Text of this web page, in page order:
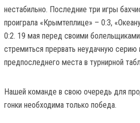
нестабильно. Последние три игры
проиграла «Крымтеплице» – 0:3,
0:2. 19 мая перед своими
стремиться прервать неудачную серию
предпоследнего места в турнирной
Нашей команде в свою очередь для
гонки необходима только победа.